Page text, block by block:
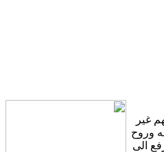
غير
وروح
الى